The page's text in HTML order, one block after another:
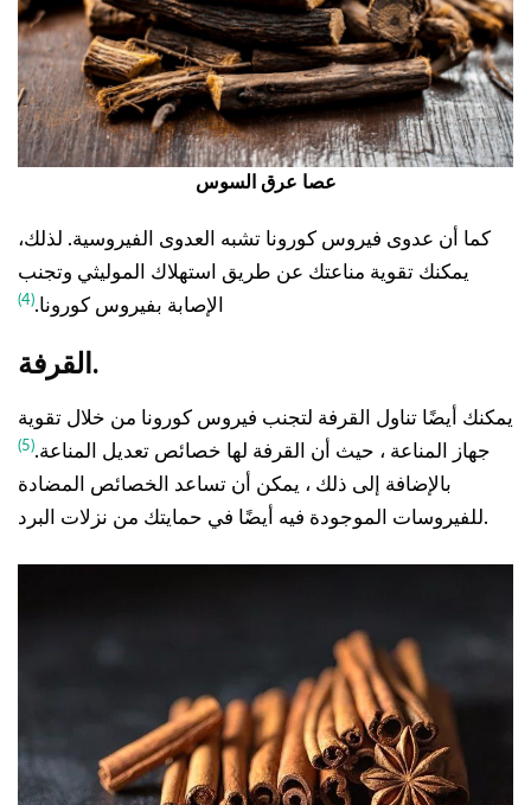
عصا عرق السوس
كما أن عدوى فيروس كورونا تشبه العدوى الفيروسية. لذلك،
يمكنك تقوية مناعتك عن طريق استهلاك الموليثي وتجنب
الإصابة بفيروس كورونا.(4)
القرفة.
يمكنك أيضًا تناول القرفة لتجنب فيروس كورونا من خلال تقوية
جهاز المناعة ، حيث أن القرفة لها خصائص تعديل المناعة.(5)
بالإضافة إلى ذلك ، يمكن أن تساعد الخصائص المضادة
للفيروسات الموجودة فيه أيضًا في حمايتك من نزلات البرد.